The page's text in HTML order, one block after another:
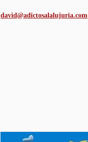
david@adictosalalujuria.com